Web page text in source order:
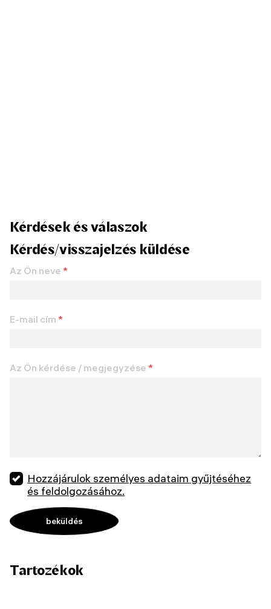
Kérdések és válaszok
Kérdés/visszajelzés küldése
Az Ön neve *
E-mail cím *
Az Ön kérdése / megjegyzése *
Hozzájárulok személyes adataim gyűjtéséhez
és feldolgozásához.
Tartozékok